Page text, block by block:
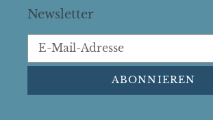
Newsletter
ABONNIEREN